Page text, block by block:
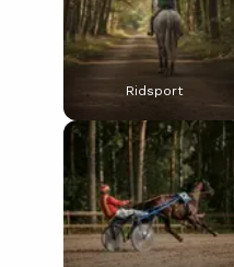
Ridsport